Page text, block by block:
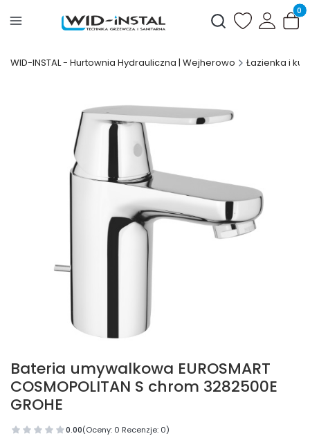
Otwórz
WID-INSTAL - Hurtownia Hydrauliczna | Wejherowo Łazienka i
Bateria umywalkowa EUROSMART
COSMOPOLITAN S chrom 3282500E
GROHE
0.00(Oceny: 0 Recenzje: 0)